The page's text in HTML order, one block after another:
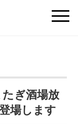
ぎ酒場放
場します